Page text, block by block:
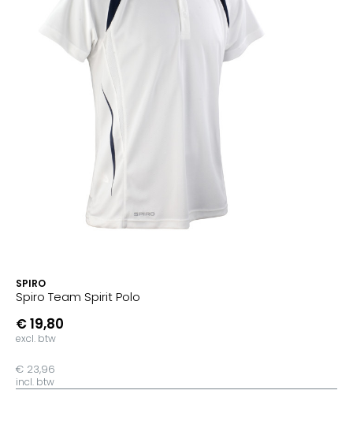
SPIRO
Spiro Team Spirit Polo
€ 19,80
excl. btw
€ 23,96
incl. btw